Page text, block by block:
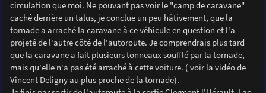
circulation que moi. Ne pouvant pas voir le "camp de caravane"
caché derrière un talus, je conclue un peu hâtivement, que la
tornade a arraché la caravane à ce véhicule en question et l'a
projeté de l'autre côté de l'autoroute. Je comprendrais plus tard
que la caravane a fait plusieurs tonneaux soufflé par la tornade,
mais qu'elle n'a pas été arraché à cette voiture. ( voir la vidéo de
Vincent Deligny au plus proche de la tornade).